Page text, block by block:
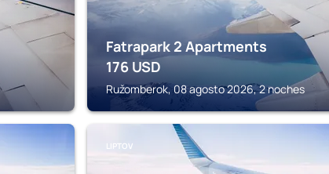
Fatrapark 2 Apartments
176 USD
Ružomberok, 08 agosto 2026, 2 noches
LIPTOV